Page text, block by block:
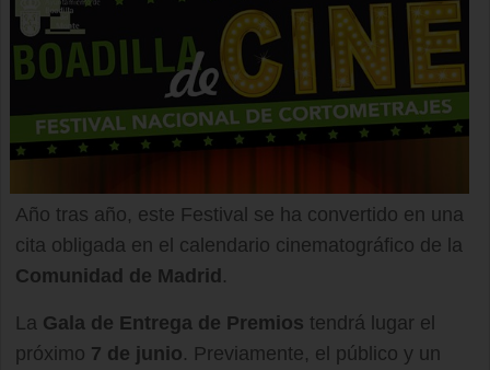
Año tras año, este Festival se ha convertido en una
cita obligada en el calendario cinematográfico de la
Comunidad de Madrid .
La Gala de Entrega de Premios tendrá lugar el
próximo 7 de junio. Previamente, el público y un